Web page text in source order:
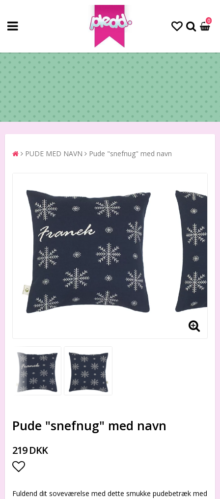
0
PUDE MED NAVN Pude "snefnug" med navn
Pude "snefnug" med navn
219 DKK
Fuldend dit soveværelse med dette smukke pudebetræk med